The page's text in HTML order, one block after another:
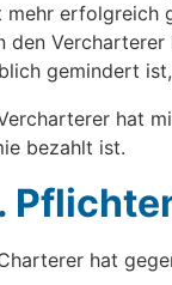
mehr erfolgreich
den
gemindert
hat
bezahlt ist.
hat